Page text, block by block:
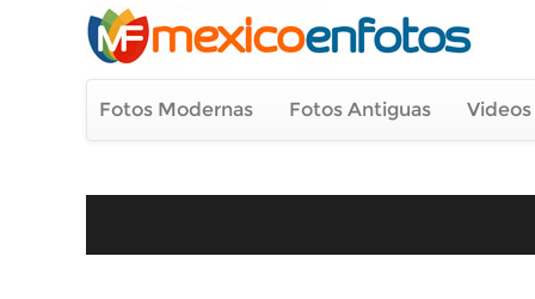
Fotos Modernas Fotos Antiguas